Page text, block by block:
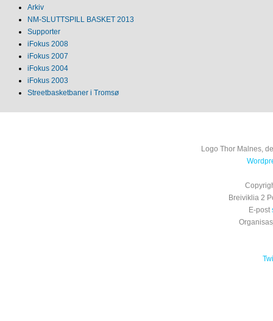
Arkiv
NM‐SLUTTSPILL BASKET 2013
Supporter
iFokus 2008
iFokus 2007
iFokus 2004
iFokus 2003
Streetbasketbaner i Tromsø
Logo Thor Malnes,
Breiviklia 2
E-post